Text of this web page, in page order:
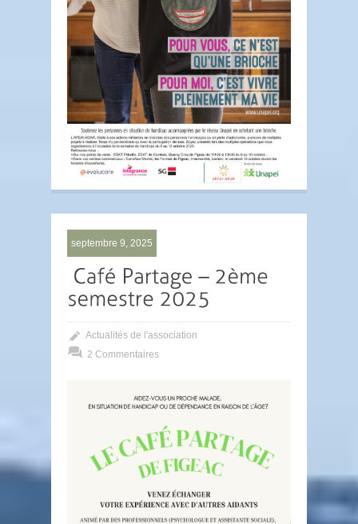
septembre 9, 2025
Actualités de l'association
2 Commentaires